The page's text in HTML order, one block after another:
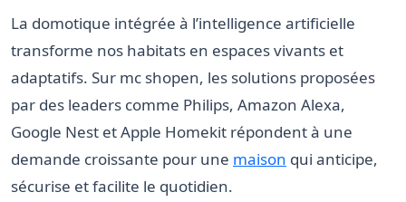
La domotique intégrée à l’intelligence artificielle
transforme nos habitats en espaces vivants et
adaptatifs. Sur mc shopen, les solutions proposées
par des leaders comme Philips, Amazon Alexa,
Google Nest et Apple Homekit répondent à une
demande croissante pour une maison qui anticipe,
sécurise et facilite le quotidien.